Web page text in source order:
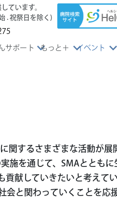
ています。
. 祝祭日を除く)
サポート もっと＋ イベント
関するさまざまな活動が
施を通じて、SMAととも
献していきたいと考えて
と関わっていくことを応